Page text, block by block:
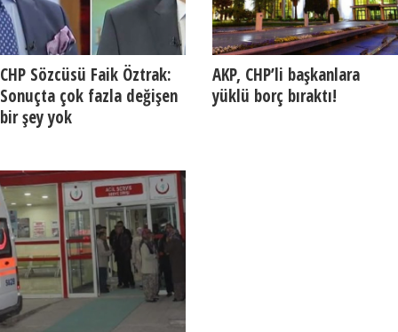
CHP Sözcüsü Faik Öztrak:
Sonuçta çok fazla değişen
bir şey yok
AKP, CHP’li başkanlara
yüklü borç bıraktı!